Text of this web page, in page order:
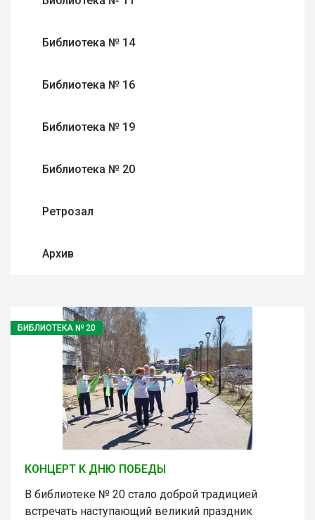
Библиотека № 14
Библиотека № 16
Библиотека № 19
Библиотека № 20
Ретрозал
Архив
БИБЛИОТЕКА № 20
КОНЦЕРТ К ДНЮ ПОБЕДЫ
В библиотеке № 20 стало доброй традицией
встречать наступающий великий праздник